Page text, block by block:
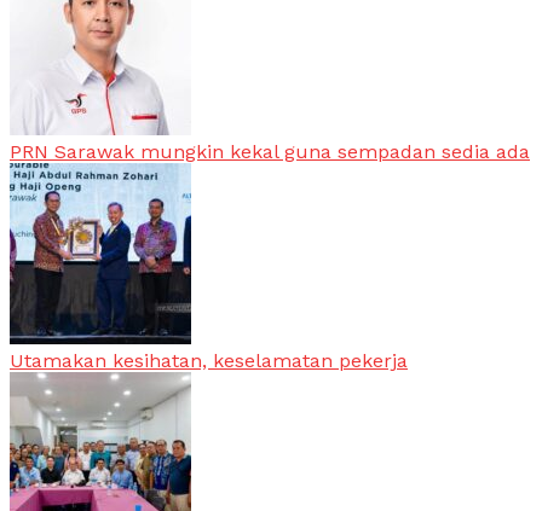
PRN Sarawak mungkin kekal guna sempadan sedia ada
Utamakan kesihatan, keselamatan pekerja